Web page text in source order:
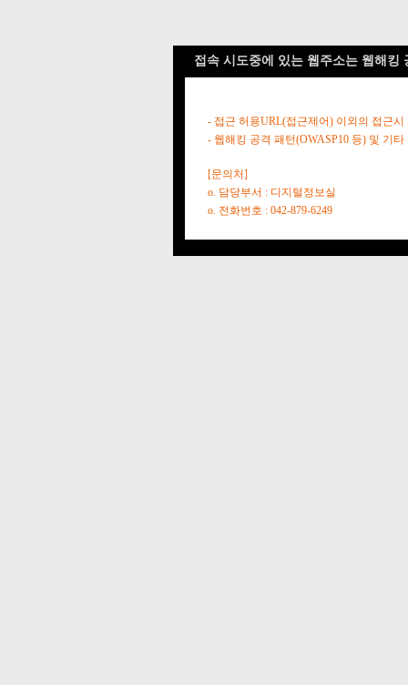
접속 시도중에 있는 웹주소는 웹해킹
- 접근 허용URL(접근제어) 이외의 접근시
- 웹해킹 공격 패턴(OWASP10 등) 및 기
[문의처]
o. 담당부서 : 디지털정보실
o. 전화번호 : 042-879-6249